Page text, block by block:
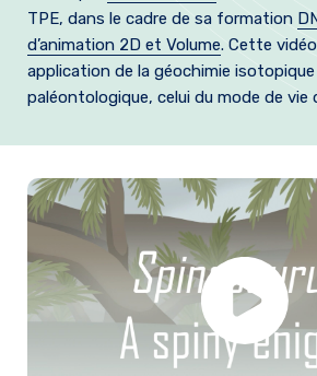
Instrumentation
Actualités
Infos pratiques
TPE, dans le cadre de sa formation
d’animation 2D et Volume. Cette
application de la géochimie
paléontologique, celui du mode de vie